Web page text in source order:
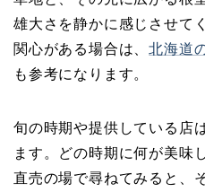
雄大さを静かに感じさせて
関心がある場合は、北海道
も参考になります。
旬の時期や提供している店
ます。どの時期に何が美味
直売の場で尋ねてみると、